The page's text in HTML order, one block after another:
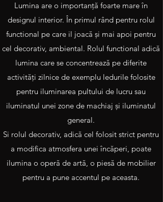
Lumina are o importanţă foarte mare în
designul interior. În primul rând pentru rolul
functional pe care il joacă şi mai apoi pentru
cel decorativ, ambiental. Rolul functional adică
lumina care se concentrează pe diferite
activităţi zilnice de exemplu ledurile folosite
pentru iluminarea pultului de lucru sau
iluminatul unei zone de machiaj şi iluminatul
general.
Si rolul decorativ, adică cel folosit strict pentru
a modifica atmosfera unei încăperi, poate
ilumina o operă de artă, o piesă de mobilier
pentru a pune accentul pe aceasta.